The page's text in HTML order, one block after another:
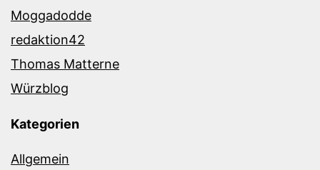
Moggadodde
redaktion42
Thomas Matterne
Würzblog
Kategorien
Allgemein